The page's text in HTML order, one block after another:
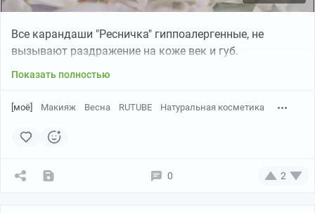
Все карандаши "Ресничка" гиппоалергенные, не
вызывают раздражение на коже век и губ.
Показать полностью
[моё] Макияж Весна RUTUBE Натуральная косметика
0 2